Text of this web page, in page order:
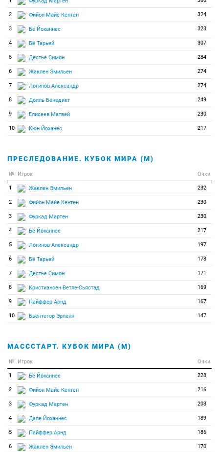
2 Фийон Майе Кентен 324
3 Бё Йоханнес 323
4 Бё Тарьей 307
5 Дестье Симон 284
6 Жаклен Эмильен 274
7 Логинов Александр 274
8 Долль Бенедикт 249
9 Елисеев Матвей 230
10 Кюн Йоханес 217
ПРЕСЛЕДОВАНИЕ. КУБОК МИРА (М)
№ Игрок Очки
1 Жаклен Эмильен 232
2 Фийон Майе Кентен 230
3 Фуркад Мартен 230
4 Бё Йоханнес 217
5 Логинов Александр 197
6 Бё Тарьей 178
7 Дестье Симон 171
8 Кристиансен Ветле-Сьястад 169
9 Пайффер Арнд 167
10 Бьёнтегор Эрленн 147
МАСССТАРТ. КУБОК МИРА (М)
№ Игрок Очки
1 Бё Йоханнес 228
2 Фийон Майе Кентен 216
3 Фуркад Мартен 203
4 Дале Йоханнес 189
5 Пайффер Арнд 186
6 Жаклен Эмильен 170